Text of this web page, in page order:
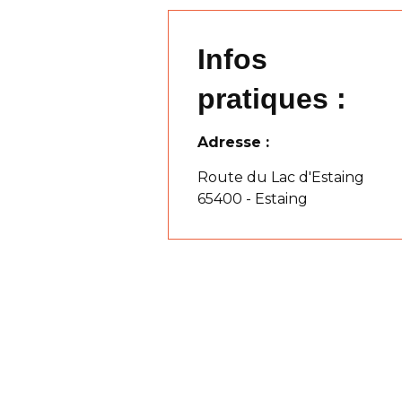
Infos
pratiques :
Adresse :
Route du Lac d'Estaing
65400 - Estaing